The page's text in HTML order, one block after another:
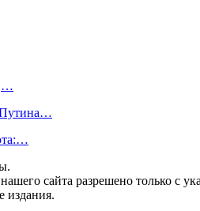
Путина…
сайта разрешено только с
издания.